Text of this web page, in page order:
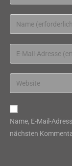
Gib
deinen
Namen
oder
zum
Kommentieren
ein
Gib
deine
E-
Mail-
zum
Kommentieren
ein
Gib
deine
Website-
Name, E-Mail-
nächsten